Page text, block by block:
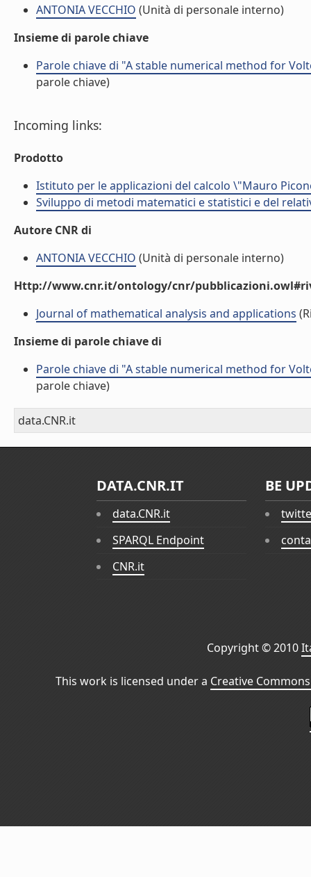
ANTONIA VECCHIO (Unità di personale interno)
Insieme di parole chiave
Parole chiave di "A stable numerical method for
parole chiave)
Incoming links:
Prodotto
Istituto per le applicazioni del calcolo \"Mauro
Sviluppo di metodi matematici e statistici e del
Autore CNR di
ANTONIA VECCHIO (Unità di personale interno)
Http://www.cnr.it/ontology/cnr/
Journal of mathematical analysis and applications
Insieme di parole chiave di
Parole chiave di "A stable numerical method for
parole chiave)
data.CNR.it
DATA.CNR.IT
data.CNR.it
SPARQL Endpoint
CNR.it
BE
Copyright © 2010
This work is licensed under a Creative